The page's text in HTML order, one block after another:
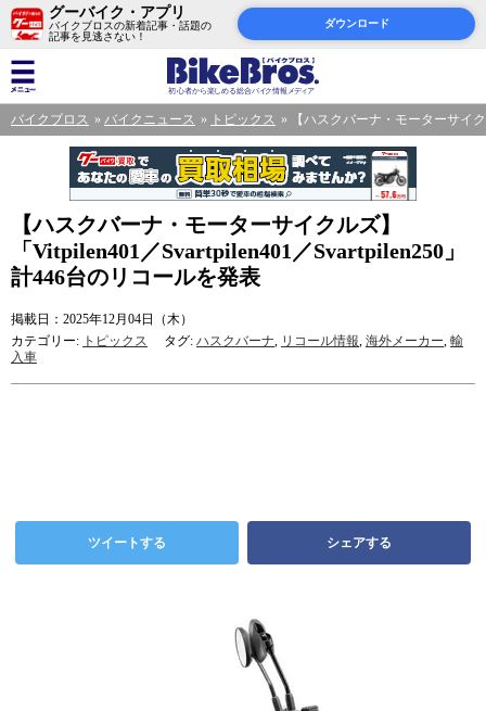
グーバイク・アプリ
バイクブロスの新着記事・話題の
記事を見逃さない！
ダウンロード
バイクブロス バイクニュース トピックス 【ハスクバーナ・モーターサイ
【ハスクバーナ・モーターサイクルズ】
「Vitpilen401／Svartpilen401／Svartpilen250」
計446台のリコールを発表
掲載日：2025年12月04日（木）
カテゴリー: トピックス タグ: ハスクバーナ, リコール情報, 海外メーカー, 輸
入車
ツイートする シェアする